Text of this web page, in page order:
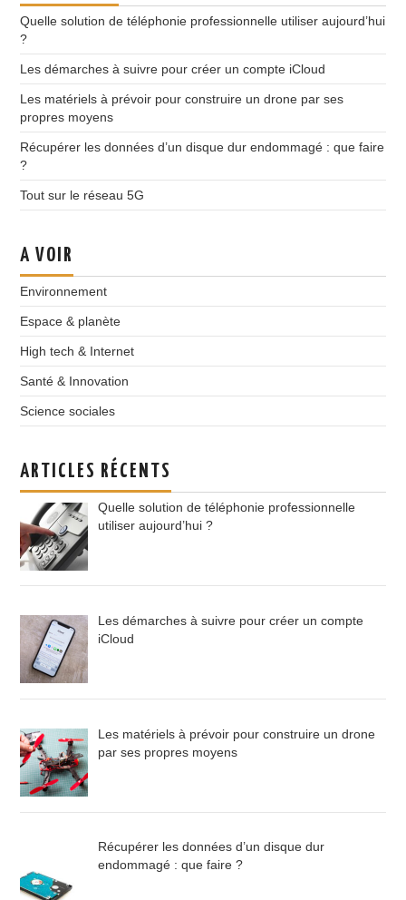
Quelle solution de téléphonie professionnelle utiliser aujourd’hui
?
Les démarches à suivre pour créer un compte iCloud
Les matériels à prévoir pour construire un drone par ses
propres moyens
Récupérer les données d’un disque dur endommagé : que faire
?
Tout sur le réseau 5G
A VOIR
Environnement
Espace & planète
High tech & Internet
Santé & Innovation
Science sociales
ARTICLES RÉCENTS
Quelle solution de téléphonie professionnelle
utiliser aujourd’hui ?
Les démarches à suivre pour créer un compte
iCloud
Les matériels à prévoir pour construire un drone
par ses propres moyens
Récupérer les données d’un disque dur
endommagé : que faire ?